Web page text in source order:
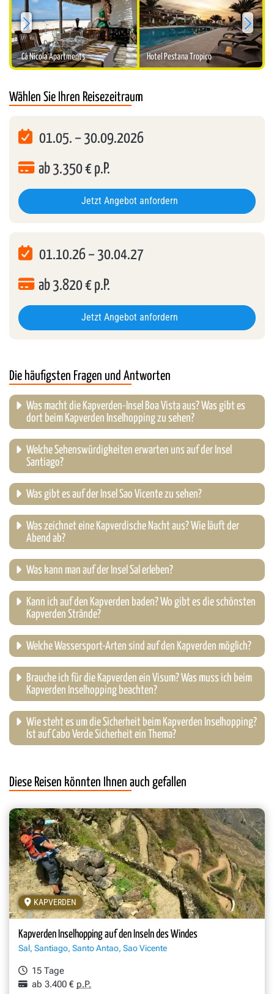
Cá Nicola ApartmentsSterne:3 Hotel Pestana TropicoSterne:4
Wählen Sie Ihren Reisezeitraum
01.05. – 30.09.2026
ab 3.350€ p.P.
Jetzt Angebot anfordern
01.10.26 – 30.04.27
ab 3.820€ p.P.
Jetzt Angebot anfordern
Die häufigsten Fragen und Antworten
Was macht die Kapverden-Insel Boa Vista aus? Was gibt es
dort beim Kapverden Inselhopping zu sehen?
Welche Sehenswürdigkeiten erwarten uns auf der Insel
Santiago?
Was gibt es auf der Insel Sao Vicente zu sehen?
Was zeichnet eine Kapverdische Nacht aus? Wie läuft der
Abend ab?
Was kann man auf der Insel Sal erleben?
Kann ich auf den Kapverden baden? Wo gibt es die schönsten
Kapverden Strände?
Welche Wassersport-Arten sind auf den Kapverden möglich?
Brauche ich für die Kapverden ein Visum? Was muss ich beim
Kapverden Inselhopping beachten?
Wie steht es um die Sicherheit beim Kapverden Inselhopping?
Ist auf Cabo Verde Sicherheit ein Thema?
Diese Reisen könnten Ihnen auch gefallen
KAPVERDEN
Kapverden Inselhopping auf den Inseln des Windes
Sal, Santiago, Santo Antao, Sao Vicente
15 Tage
ab 3.400 € p.P.